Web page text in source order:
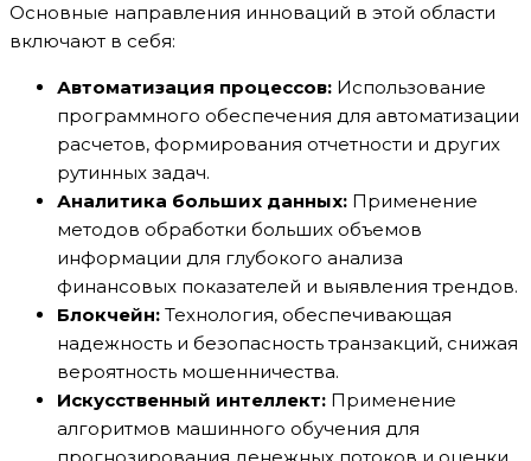
Основные направления инноваций в этой области
включают в себя:
Автоматизация процессов: Использование
программного обеспечения для автоматизации
расчетов, формирования отчетности и других
рутинных задач.
Аналитика больших данных: Применение
методов обработки больших объемов
информации для глубокого анализа
финансовых показателей и выявления трендов.
Блокчейн: Технология, обеспечивающая
надежность и безопасность транзакций, снижая
вероятность мошенничества.
Искусственный интеллект: Применение
алгоритмов машинного обучения для